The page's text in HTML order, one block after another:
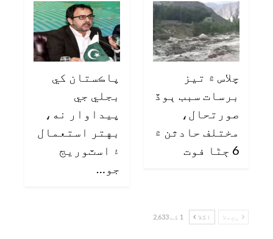
چلاس ۾ تيز
برسات سبب ٻوڏ
صورتحال،
مختلف حادثن ۾
6 ڄڻا فوت
پاڪستان کي
بجلي جي
پيداوار نه،
بهتر استعمال
۽ اسٽوريج
جو…
پچھلا اگلا 1 کے 2,633